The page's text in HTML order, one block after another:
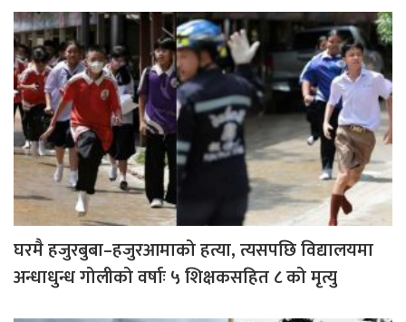
घरमै हजुरबुबा–हजुरआमाको हत्या, त्यसपछि विद्यालयमा
अन्धाधुन्ध गोलीको वर्षाः ५ शिक्षकसहित ८ को मृत्यु